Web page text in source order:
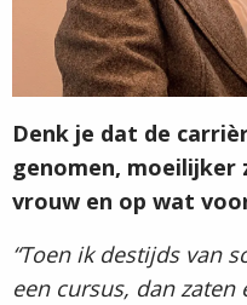
Denk je dat de
genomen, moeilijker
vrouw en op wat
“Toen ik destijds van
een cursus, dan